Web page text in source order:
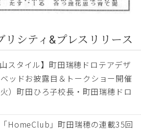
リシティ&プレスリリース
スタイル】町田瑞穂ドロテアデザ
ッドお披露目＆トークショー開催
）町田ひろ子校長・町田瑞穂ドロ
HomeClub」町田瑞穂の連載35回